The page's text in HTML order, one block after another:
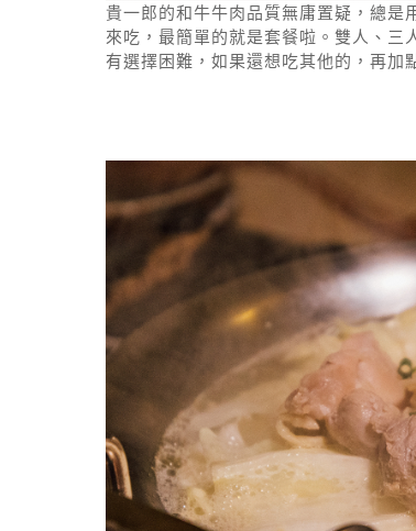
貴一郎的和牛牛肉品質無庸置疑，總是
來吃，最簡單的就是套餐啦。雙人、
有選擇困難，如果還想吃其他的，再加